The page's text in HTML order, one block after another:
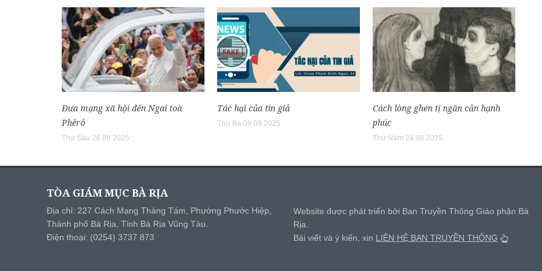
Đưa mạng xã hội đến Ngai toà
Phêrô
Thứ Sáu 26.09.2025
Tác hại của tin giả
Thứ Ba 09.09.2025
Cách lòng ghen tị ngăn cản hạnh
phúc
Thứ Năm 28.08.2025
TÒA GIÁM MỤC BÀ RỊA
Địa chỉ: 227 Cách Mạng Tháng Tám, Phường Phước Hiệp,
Thành phố Bà Rịa, Tỉnh Bà Rịa Vũng Tàu.
Điện thoại: (0254) 3737 873
Website được phát triển bởi Ban Truyền Thông Giáo phận Bà
Rịa.
Bài viết và ý kiến, xin LIÊN HỆ BAN TRUYỀN THÔNG